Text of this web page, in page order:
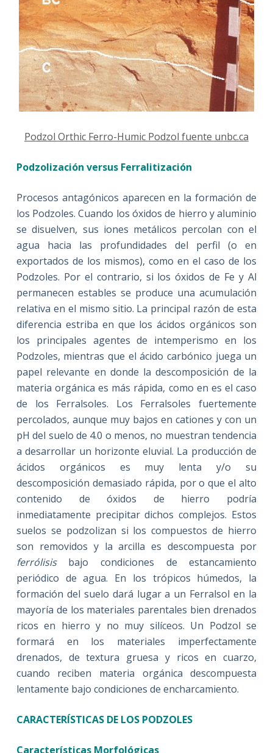
Podzol Orthic Ferro-Humic Podzol fuente unbc.ca
Podzolización versus Ferralitización
Procesos antagónicos aparecen en la formación de
los Podzoles. Cuando los óxidos de hierro y aluminio
se disuelven, sus iones metálicos percolan con el
agua hacia las profundidades del perfil (o en
exportados de los mismos), como en el caso de los
Podzoles. Por el contrario, si los óxidos de Fe y Al
permanecen estables se produce una acumulación
relativa en el mismo sitio. La principal razón de esta
diferencia estriba en que los ácidos orgánicos son
los principales agentes de intemperismo en los
Podzoles, mientras que el ácido carbónico juega un
papel relevante en donde la descomposición de la
materia orgánica es más rápida, como en es el caso
de los Ferralsoles. Los Ferralsoles fuertemente
percolados, aunque muy bajos en cationes y con un
pH del suelo de 4.0 o menos, no muestran tendencia
a desarrollar un horizonte eluvial. La producción de
ácidos orgánicos es muy lenta y/o su
descomposición demasiado rápida, por o que el alto
contenido de óxidos de hierro podría
inmediatamente precipitar dichos complejos. Estos
suelos se podzolizan si los compuestos de hierro
son removidos y la arcilla es descompuesta por
ferrólisis bajo condiciones de estancamiento
periódico de agua. En los trópicos húmedos, la
formación del suelo dará lugar a un Ferralsol en la
mayoría de los materiales parentales bien drenados
ricos en hierro y no muy silíceos. Un Podzol se
formará en los materiales imperfectamente
drenados, de textura gruesa y ricos en cuarzo,
cuando reciben materia orgánica descompuesta
lentamente bajo condiciones de encharcamiento.
CARACTERÍSTICAS DE LOS PODZOLES
Características Morfológicas